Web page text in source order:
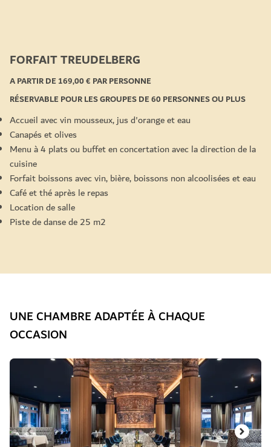
FORFAIT TREUDELBERG
A PARTIR DE 169,00 € PAR PERSONNE
RÉSERVABLE POUR LES GROUPES DE 60 PERSONNES OU PLUS
Accueil avec vin mousseux, jus d'orange et eau
Canapés et olives
Menu à 4 plats ou buffet en concertation avec la direction de la
cuisine
Forfait boissons avec vin, bière, boissons non alcoolisées et eau
Café et thé après le repas
Location de salle
Piste de danse de 25 m2
UNE CHAMBRE ADAPTÉE À CHAQUE
OCCASION
Diapositive 1 de 3